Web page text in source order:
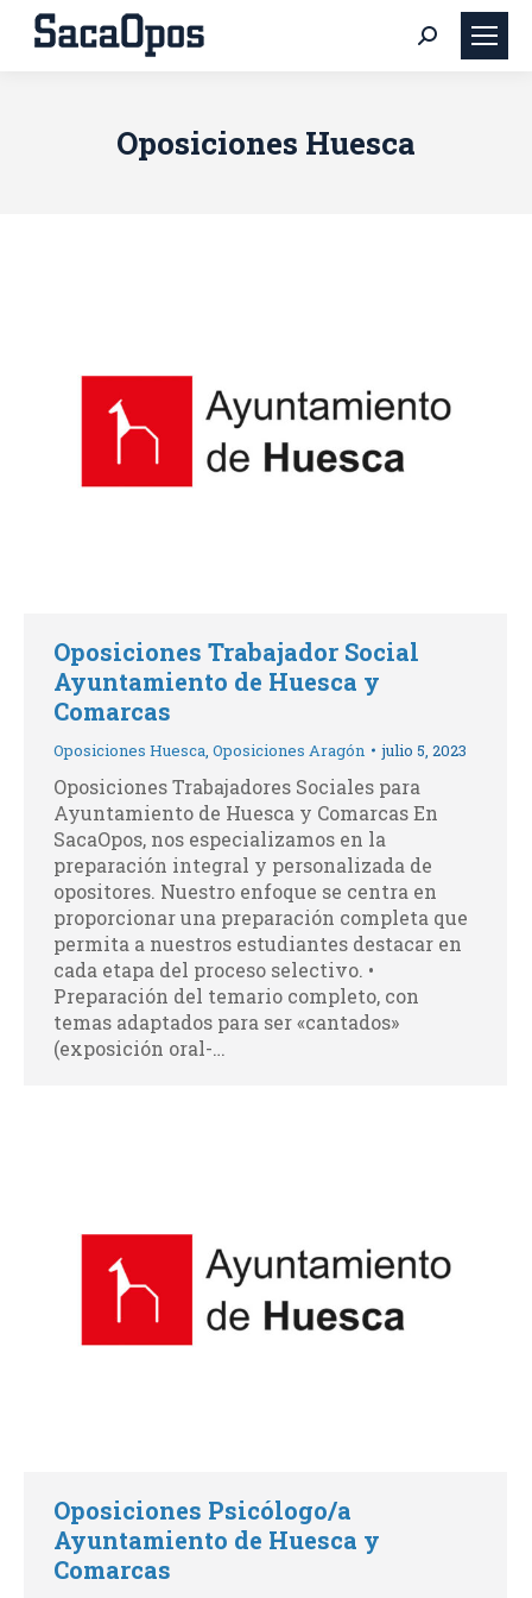
Buscar:
Oposiciones Huesca
Oposiciones Trabajador Social
Ayuntamiento de Huesca y
Comarcas
Oposiciones Huesca Oposiciones Aragón julio 5, 2023
Oposiciones Trabajadores Sociales para
Ayuntamiento de Huesca y Comarcas En
SacaOpos, nos especializamos en la
preparación integral y personalizada de
opositores. Nuestro enfoque se centra en
proporcionar una preparación completa que
permita a nuestros estudiantes destacar en
cada etapa del proceso selectivo. •
Preparación del temario completo, con
temas adaptados para ser «cantados»
(exposición oral-…
Oposiciones Psicólogo/a
Ayuntamiento de Huesca y
Comarcas